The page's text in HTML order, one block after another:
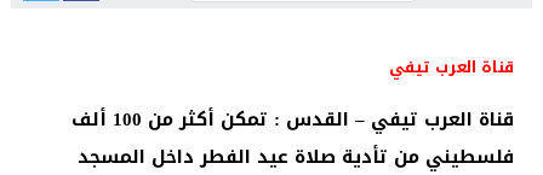
قناة العرب تيفي
قناة العرب تيفي – القدس : تمكن أكثر من 100 ألف
فلسطيني من تأدية صلاة عيد الفطر داخل المسجد